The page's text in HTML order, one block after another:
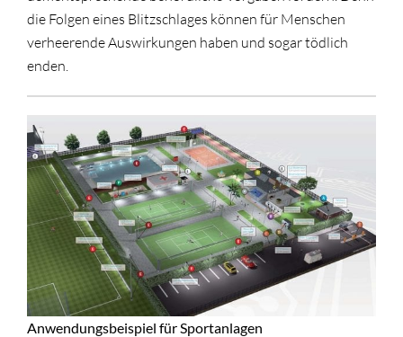
die Folgen eines Blitzschlages können für Menschen
verheerende Auswirkungen haben und sogar tödlich
enden.
Anwendungsbeispiel für Sportanlagen